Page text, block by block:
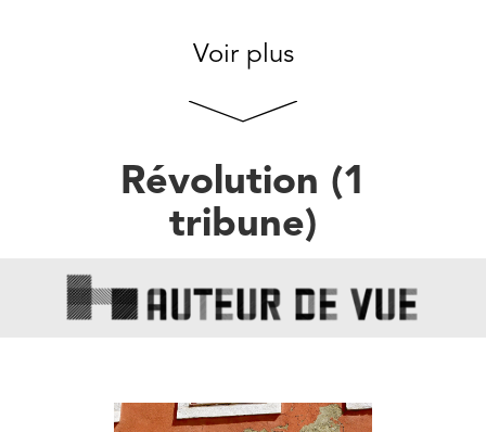
Voir plus
Révolution (1
tribune)